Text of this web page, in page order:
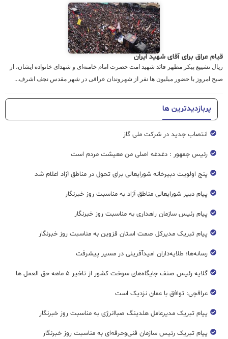
قیام عراق برای آقای شهید ایران
ریال تشییع پیکر مطهر قائد شهید امت حضرت امام خامنه‌ای و شهدای خانواده ایشان، از
صبح امروز با حضور میلیون ها نفر از شهروندان عراقی در شهر مقدس نجف اشرف...
پربازدیدترین ها
انتصاب جدید در شرکت ملی گاز
رئیس جمهور : دغدغه اصلی من معیشت مردم است
پنج اولویت دبیرخانه شورایعالی برای تحول در مناطق آزاد اعلام شد
پیام دبیر شورایعالی مناطق آزاد به مناسبت روز خبرنگار
پیام رئیس سازمان راهداری به مناسبت روز خبرنگار
پیام تبریک مدیرکل صمت استان قزوین به مناسبت روز خبرنگار
رسانه‌ها؛ طلایه‌داران امیدآفرینی در مسیر پیشرفت
گلایه رئیس صنف جایگاه‌های سوخت کشور از تاخیر ۵ ماهه حق العمل ها
عراقچی: توافق با عمان نزدیک است
پیام تبریک مدیرعامل هلدینگ صباانرژی به مناسبت روز خبرنگار
پیام تبریک رئیس سازمان فنی‌و‌حرفه‌ای به مناسبت روز خبرنگار